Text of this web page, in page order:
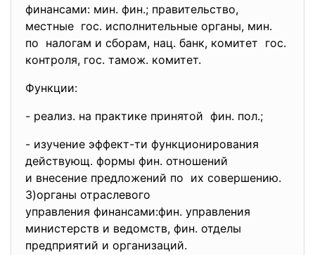
финансами: мин. фин.; правительство,
местные гос. исполнительные органы, мин.
по налогам и сборам, нац. банк, комитет гос.
контроля, гос. тамож. комитет.
Функции:
- реализ. на практике принятой фин. пол.;
- изучение эффект-ти функционирования
действующ. формы фин. отношений
и внесение предложений по их совершению.
3)органы отраслевого
управления финансами:фин. управления
министерств и ведомств, фин. отделы
предприятий и организаций.